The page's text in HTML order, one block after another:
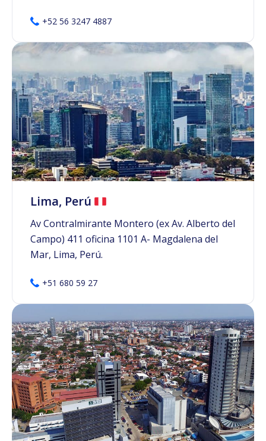
+52 56 3247 4887
Lima, Perú
Av Contralmirante Montero (ex Av. Alberto del
Campo) 411 oficina 1101 A- Magdalena del
Mar, Lima, Perú.
+51 680 59 27